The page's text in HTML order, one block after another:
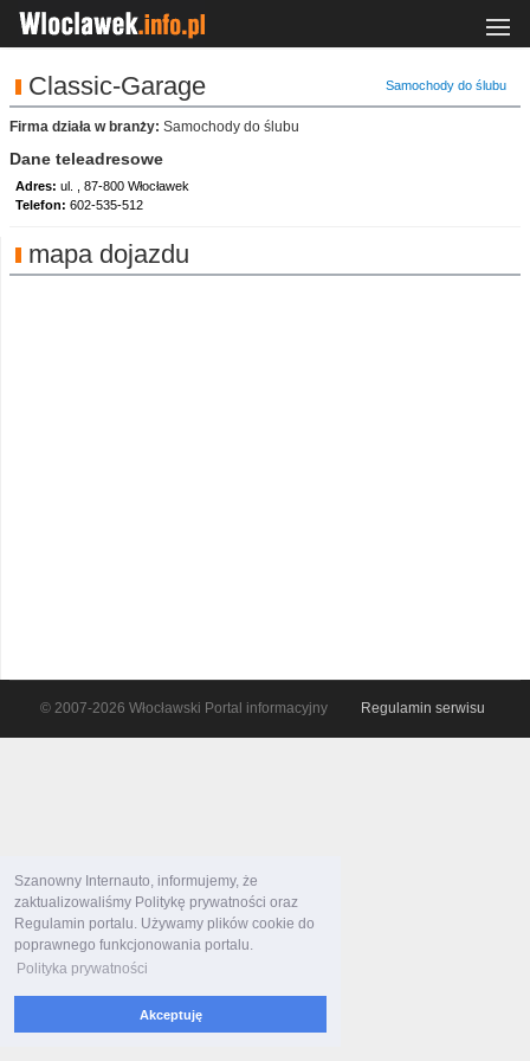
Szanowny Internauto, informujemy, że
zaktualizowaliśmy Politykę prywatności oraz
Regulamin portalu. Używamy plików cookie do
poprawnego funkcjonowania portalu.
Polityka prywatności
Akceptuję
Classic-Garage Samochody do ślubu
Firma działa w branży: Samochody do ślubu
Dane teleadresowe
Adres: ul. , 87-800 Włocławek
Telefon: 602-535-512
mapa dojazdu
© 2007-2026 Włocławski Portal informacyjny Regulamin serwisu